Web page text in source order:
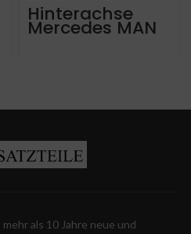
Hinterachse
Mercedes MAN
Neoplan und
als 10 Jahre neue und